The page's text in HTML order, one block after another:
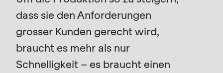
Vereinigte Staaten · DE
Newsletter
deprecated
in
Drupal\rondo_contact\ContactService-
dass sie den Anforderungen
grosser Kunden gerecht wird,
braucht es mehr als nur
Schnelligkeit – es braucht einen